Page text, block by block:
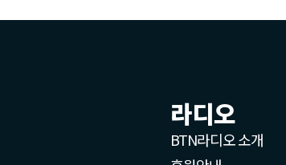
라디오
BTN라디오 소개